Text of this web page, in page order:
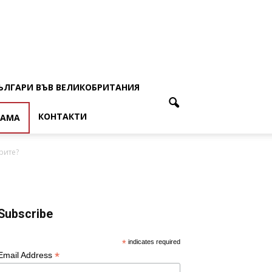
ВЪВ ВЕЛИКОБРИТАНИЯ
КОНТАКТИ
* indicates required
Address *